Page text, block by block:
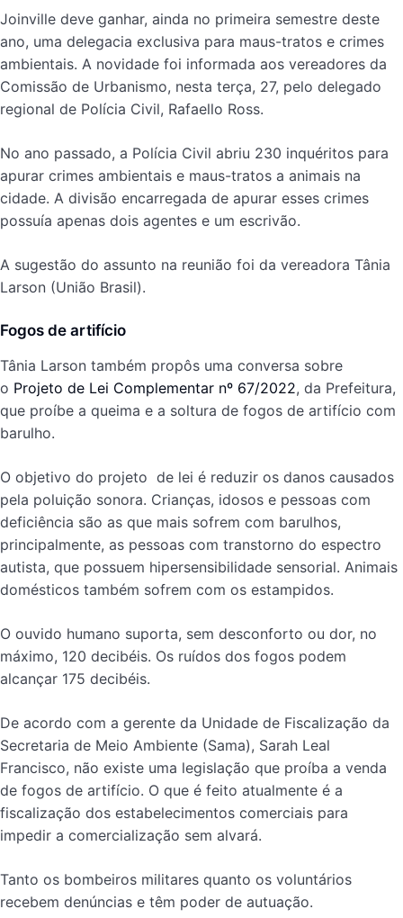
Joinville deve ganhar, ainda no primeira semestre deste
ano, uma delegacia exclusiva para maus-tratos e crimes
ambientais. A novidade foi informada aos vereadores da
Comissão de Urbanismo, nesta terça, 27, pelo delegado
regional de Polícia Civil, Rafaello Ross.
No ano passado, a Polícia Civil abriu 230 inquéritos para
apurar crimes ambientais e maus-tratos a animais na
cidade. A divisão encarregada de apurar esses crimes
possuía apenas dois agentes e um escrivão.
A sugestão do assunto na reunião foi da vereadora Tânia
Larson (União Brasil).
Fogos de artifício
Tânia Larson também propôs uma conversa sobre
o Projeto de Lei Complementar nº 67/2022, da Prefeitura,
que proíbe a queima e a soltura de fogos de artifício com
barulho.
O objetivo do projeto de lei é reduzir os danos causados
pela poluição sonora. Crianças, idosos e pessoas com
deficiência são as que mais sofrem com barulhos,
principalmente, as pessoas com transtorno do espectro
autista, que possuem hipersensibilidade sensorial. Animais
domésticos também sofrem com os estampidos.
O ouvido humano suporta, sem desconforto ou dor, no
máximo, 120 decibéis. Os ruídos dos fogos podem
alcançar 175 decibéis.
De acordo com a gerente da Unidade de Fiscalização da
Secretaria de Meio Ambiente (Sama), Sarah Leal
Francisco, não existe uma legislação que proíba a venda
de fogos de artifício. O que é feito atualmente é a
fiscalização dos estabelecimentos comerciais para
impedir a comercialização sem alvará.
Tanto os bombeiros militares quanto os voluntários
recebem denúncias e têm poder de autuação.